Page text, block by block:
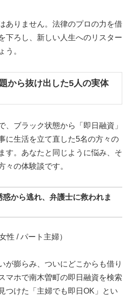
ありません。法律のプロの力を借
下ろし、新しい人生へのリスター
う。
から抜け出した5人の実体
、ブラック状態から「即日融資」
に生活を立て直した5名の方々の
す。あなたと同じように悩み、そ
々の体験談です。
から逃れ、弁護士に救われま
性 / パート主婦）
が膨らみ、ついにどこからも借り
マホで南木曽町の即日融資を検索
つけた「主婦でも即日OK」とい